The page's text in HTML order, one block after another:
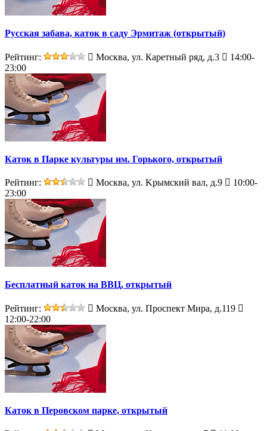
Русская забава, каток в саду Эрмитаж (открытый)
Рейтинг: Москва, ул. Каретный ряд, д.3
14:00-
23:00
Каток в Парке культуры им. Горького, открытый
Рейтинг: Москва, ул. Kрымский вал, д.9
10:00-
23:00
Бесплатный каток на ВВЦ, открытый
Рейтинг:
Москва, ул. Проспект Мира, д.119
12:00-22:00
Каток в Перовском парке, открытый